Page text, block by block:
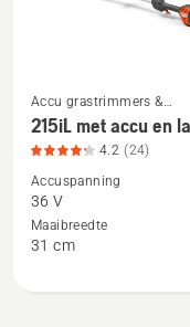
Bekijk
meer
over
215iL
met
Accu grastrimmers &
Elektrische grastrimmer
215iL met accu en
4.2 (24)
Accuspanning
36 V
Maaibreedte
31 cm